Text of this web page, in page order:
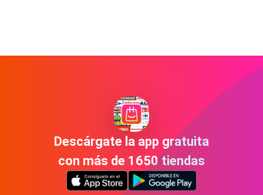
Descárgate la app gratuita
con más de 1650 tiendas